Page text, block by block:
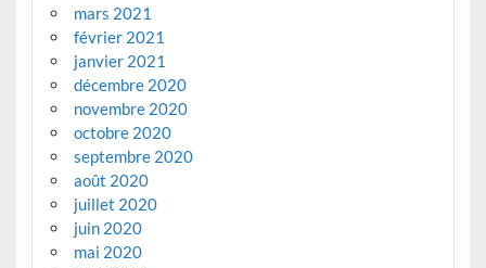
mars 2021
février 2021
janvier 2021
décembre 2020
novembre 2020
octobre 2020
septembre 2020
août 2020
juillet 2020
juin 2020
mai 2020